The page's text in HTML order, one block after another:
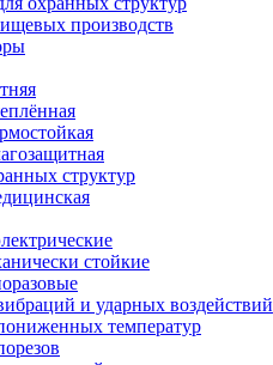
производств
структур
стойкие
и ударных воздействий
температур